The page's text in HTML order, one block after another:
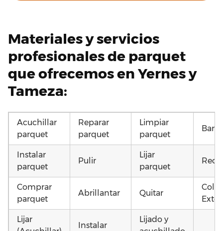
Materiales y servicios
profesionales de parquet
que ofrecemos en Yernes y
Tameza:
Acuchillar
parquet
Reparar
parquet
Limpiar
parquet
Instalar
parquet
Pulir
Lijar
parquet
Comprar
parquet
Abrillantar Quitar
Lijar
Instalar
Lijado y